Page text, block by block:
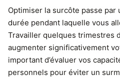
Optimiser la surcôte passe
durée pendant laquelle vous
Travailler quelques trimestres
augmenter significativement
important d’évaluer vos
personnels pour éviter un